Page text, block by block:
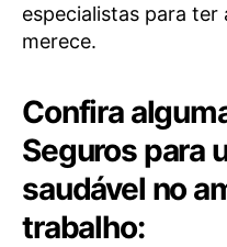
especialistas para
merece.
Confira
Seguros para
saudável no
trabalho: